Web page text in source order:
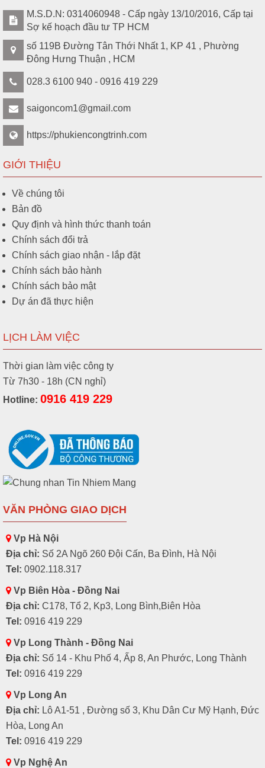
M.S.D.N: 0314060948 - Cấp ngày 13/10/2016, Cấp tại
Sợ kế hoạch đầu tư TP HCM
số 119B Đường Tân Thới Nhất 1, KP 41 , Phường
Đông Hưng Thuận , HCM
028.3 6100 940 - 0916 419 229
saigoncom1@gmail.com
https://phukiencongtrinh.com
GIỚI THIỆU
Về chúng tôi
Bản đồ
Quy định và hình thức thanh toán
Chính sách đổi trả
Chính sách giao nhận - lắp đặt
Chính sách bảo hành
Chính sách bảo mật
Dự án đã thực hiện
LỊCH LÀM VIỆC
Thời gian làm việc công ty
Từ 7h30 - 18h (CN nghỉ)
Hotline: 0916 419 229
VĂN PHÒNG GIAO DỊCH
Vp Hà Nội
Địa chỉ: Số 2A Ngõ 260 Đội Cấn, Ba Đình, Hà Nội
Tel: 0902.118.317
Vp Biên Hòa - Đồng Nai
Địa chỉ: C178, Tổ 2, Kp3, Long Bình,Biên Hòa
Tel: 0916 419 229
Vp Long Thành - Đồng Nai
Địa chỉ: Số 14 - Khu Phố 4, Ấp 8, An Phước, Long Thành
Tel: 0916 419 229
Vp Long An
Địa chỉ: Lô A1-51 , Đường số 3, Khu Dân Cư Mỹ Hạnh, Đức
Hòa, Long An
Tel: 0916 419 229
Vp Nghệ An